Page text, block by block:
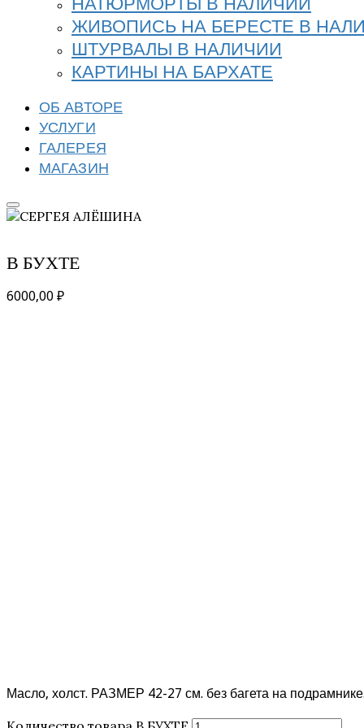
НАТЮРМОРТЫ В НАЛИЧИИ
ЖИВОПИСЬ НА БЕРЕСТЕ В
ШТУРВАЛЫ В НАЛИЧИИ
КАРТИНЫ НА БАРХАТЕ
ОБ АВТОРЕ
УСЛУГИ
ГАЛЕРЕЯ
МАГАЗИН
В БУХТЕ
6000,00 ₽
Масло, холст. РАЗМЕР 42-27 см. без багета на